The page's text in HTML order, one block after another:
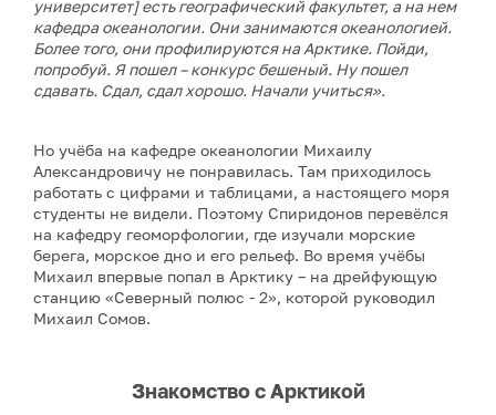
университет] есть географический факультет, а на нем
кафедра океанологии. Они занимаются океанологией.
Более того, они профилируются на Арктике. Пойди,
попробуй. Я пошел – конкурс бешеный. Ну пошел
сдавать. Сдал, сдал хорошо. Начали учиться».
Но учёба на кафедре океанологии Михаилу
Александровичу не понравилась. Там приходилось
работать с цифрами и таблицами, а настоящего моря
студенты не видели. Поэтому Спиридонов перевёлся
на кафедру геоморфологии, где изучали морские
берега, морское дно и его рельеф. Во время учёбы
Михаил впервые попал в Арктику – на дрейфующую
станцию «Северный полюс - 2», которой руководил
Михаил Сомов.
Знакомство с Арктикой